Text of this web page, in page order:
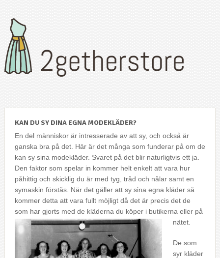
KAN DU SY DINA EGNA MODEKLÄDER?
En del människor är intresserade av att sy, och också är
ganska bra på det. Här är det många som funderar på om de
kan sy sina modekläder. Svaret på det blir naturligtvis ett ja.
Den faktor som spelar in kommer helt enkelt att vara hur
påhittig och skicklig du är med tyg, tråd och nålar samt en
symaskin förstås. När det gäller att sy sina egna kläder så
kommer detta att vara fullt möjligt då det är precis det de
som har gjorts med de kläderna du köper i butikerna eller på
nätet.
De som
syr kläder